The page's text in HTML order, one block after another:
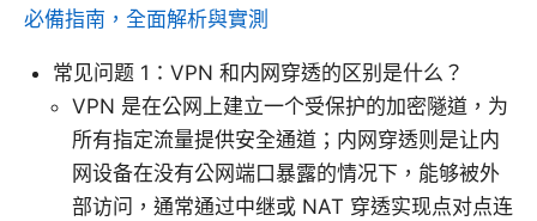
必備指南，全面解析與實測
常见问题 1：VPN 和内网穿透的区别是什么？
VPN 是在公网上建立一个受保护的加密隧道，为
所有指定流量提供安全通道；内网穿透则是让内
网设备在没有公网端口暴露的情况下，能够被外
部访问，通常通过中继或 NAT 穿透实现点对点连